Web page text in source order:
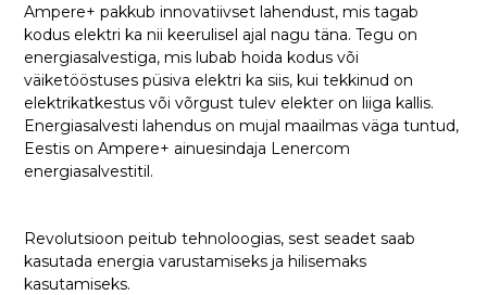
Ampere+ pakkub innovatiivset lahendust, mis tagab
kodus elektri ka nii keerulisel ajal nagu täna. Tegu on
energiasalvestiga, mis lubab hoida kodus või
väiketööstuses püsiva elektri ka siis, kui tekkinud on
elektrikatkestus või võrgust tulev elekter on liiga kallis.
Energiasalvesti lahendus on mujal maailmas väga tuntud,
Eestis on Ampere+ ainuesindaja Lenercom
energiasalvestitil.
Revolutsioon peitub tehnoloogias, sest seadet saab
kasutada energia varustamiseks ja hilisemaks
kasutamiseks.